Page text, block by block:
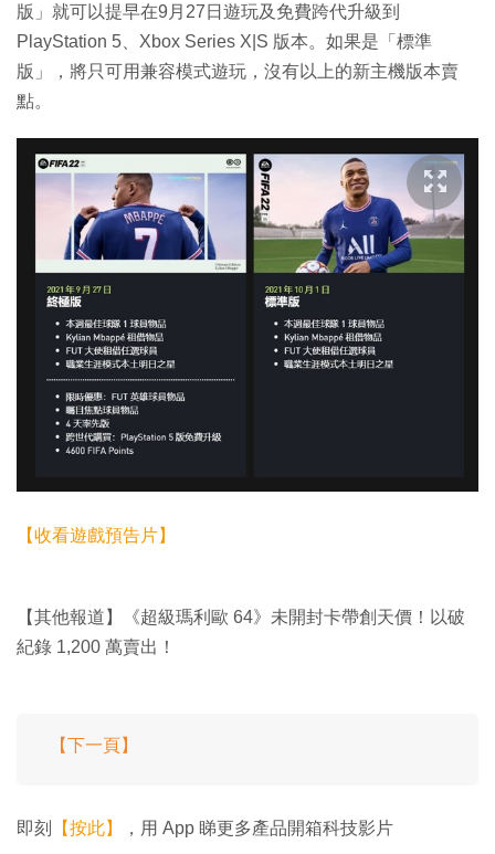
版」就可以提早在9月27日遊玩及免費跨代升級到
PlayStation 5、Xbox Series X|S 版本。如果是「標準
版」，將只可用兼容模式遊玩，沒有以上的新主機版本賣
點。
【收看遊戲預告片】
【其他報道】《超級瑪利歐 64》未開封卡帶創天價！以破
紀錄 1,200 萬賣出！
【下一頁】
即刻 【按此】 ，用 App 睇更多產品開箱科技影片